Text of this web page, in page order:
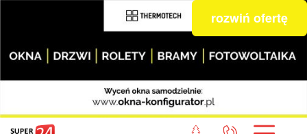
rozwiń ofertę
STRONA GŁÓWNA